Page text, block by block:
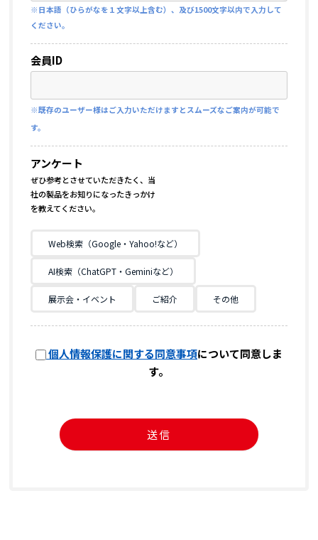
※日本語（ひらがなを１文字以上含む）、及び1500文字以内で入力して
ください。
会員ID
※既存のユーザー様はご入力いただけますとスムーズなご案内が可能で
す。
アンケート
ぜひ参考とさせていただきたく、当
社の製品をお知りになったきっかけ
を教えてください。
Web検索（Google・Yahoo!など）
AI検索（ChatGPT・Geminiなど）
展示会・イベント ご紹介 その他
個人情報保護に関する同意事項について同意しま
す。